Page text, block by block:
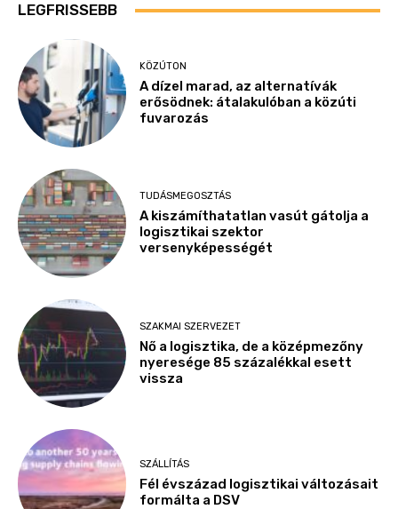
LEGFRISSEBB
KÖZÚTON
A dízel marad, az alternatívák
erősödnek: átalakulóban a közúti
fuvarozás
TUDÁSMEGOSZTÁS
A kiszámíthatatlan vasút gátolja a
logisztikai szektor
versenyképességét
SZAKMAI SZERVEZET
Nő a logisztika, de a középmezőny
nyeresége 85 százalékkal esett
vissza
SZÁLLÍTÁS
Fél évszázad logisztikai változásait
formálta a DSV